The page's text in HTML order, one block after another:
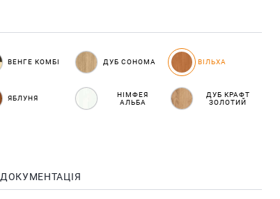
ВЕНГЕ КОМБІ ДУБ СОНОМА ВІЛЬХА
ЯБЛУНЯ
НІМФЕЯ
АЛЬБА
ДУБ КРАФТ
ЗОЛОТИЙ
ДОКУМЕНТАЦІЯ